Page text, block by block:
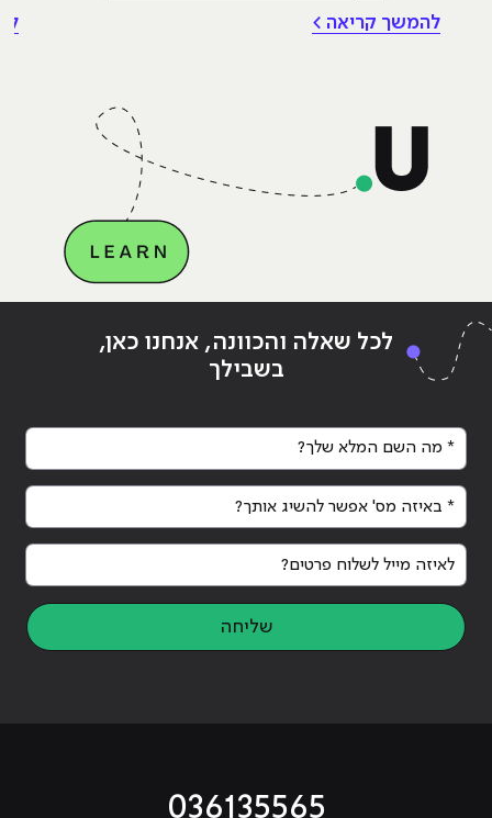
כבר נגע במוצר אמיתי, כבר צבר ביטחון.
Continue reading
בתחום ניהול הרשתות"
להמשך קריאה >
לכל שאלה והכוונה, אנחנו כאן,
בשבילך
* מה השם המלא שלך?
* באיזה מס' אפשר להשיג אותך?
לאיזה מייל לשלוח פרטים?
שליחה
036135565